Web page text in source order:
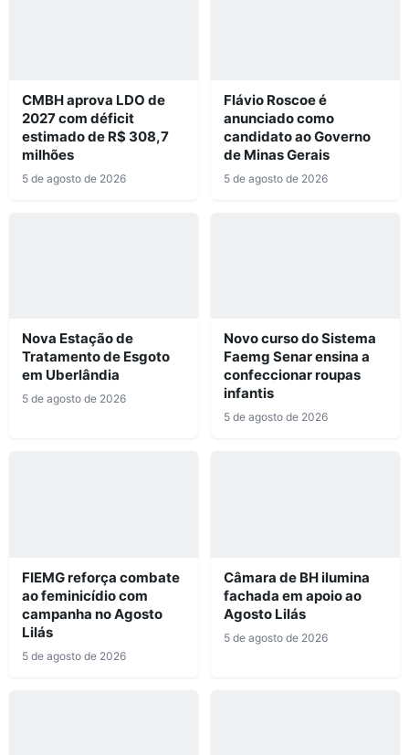
CMBH aprova LDO de
2027 com déficit
estimado de R$ 308,7
milhões
5 de agosto de 2026
Flávio Roscoe é
anunciado como
candidato ao Governo
de Minas Gerais
5 de agosto de 2026
Nova Estação de
Tratamento de Esgoto
em Uberlândia
5 de agosto de 2026
Novo curso do Sistema
Faemg Senar ensina a
confeccionar roupas
infantis
5 de agosto de 2026
FIEMG reforça combate
ao feminicídio com
campanha no Agosto
Lilás
5 de agosto de 2026
Câmara de BH ilumina
fachada em apoio ao
Agosto Lilás
5 de agosto de 2026